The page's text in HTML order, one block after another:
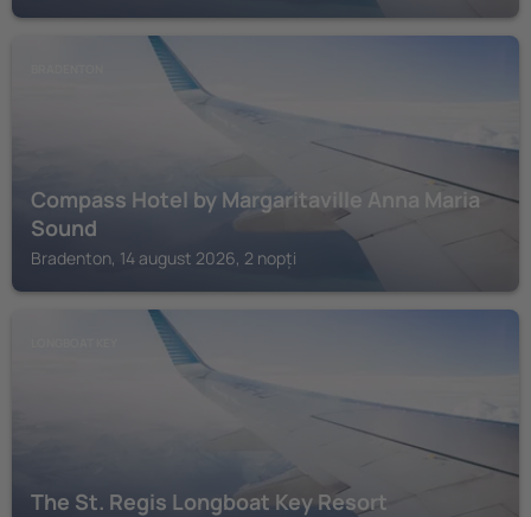
Compass Hotel by Margaritaville Anna Maria
Sound
Bradenton, 14 august 2026, 2 nopți
The St. Regis Longboat Key Resort